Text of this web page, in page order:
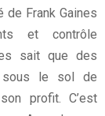
de Frank Gaines
et contrôle
sait que des
sous le sol de
profit. C’est